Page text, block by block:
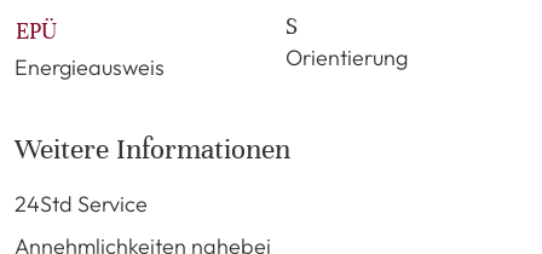
EPÜ
Energieausweis
S
Orientierung
Weitere Informationen
24Std Service
Annehmlichkeiten nahebei